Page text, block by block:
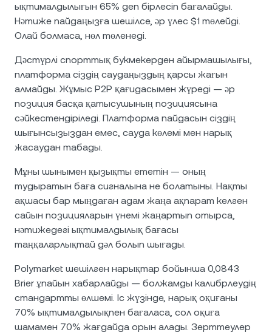
ықтималдылығын 65% деп бірлесіп бағалайды.
Нәтиже пайдаңызға шешілсе, әр үлес $1 төлейді.
Олай болмаса, нөл төленеді.
Дәстүрлі спорттық букмекерден айырмашылығы,
платформа сіздің саудаңыздың қарсы жағын
алмайды. Жұмыс P2P қағидасымен жүреді — әр
позиция басқа қатысушының позициясына
сәйкестендіріледі. Платформа пайдасын сіздің
шығынсызыздан емес, сауда көлемі мен нарық
жасаудан табады.
Мұны шынымен қызықты ететін — оның
тудыратын баға сигналына не болатыны. Нақты
ақшасы бар мыңдаған адам жаңа ақпарат келген
сайын позицияларын үнемі жаңартып отырса,
нәтижедегі ықтималдылық бағасы
таңқаларлықтай дәл болып шығады.
Polymarket шешілген нарықтар бойынша 0,0843
Brier ұпайын хабарлайды — болжамды калибрлеудің
стандартты өлшемі. Іс жүзінде, нарық оқиғаны
70% ықтималдылықпен бағаласа, сол оқиға
шамамен 70% жағдайда орын алады. Зерттеулер